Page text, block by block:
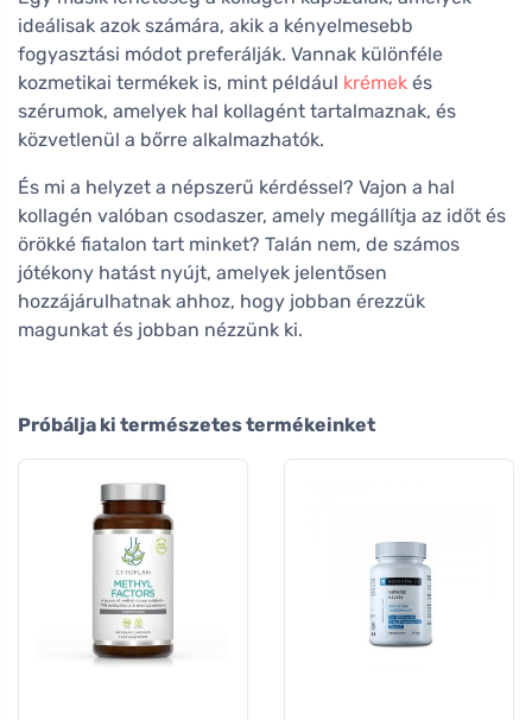
ideálisak azok számára, akik a kényelmesebb
fogyasztási módot preferálják. Vannak különféle
kozmetikai termékek is, mint például krémek és
szérumok, amelyek hal kollagént tartalmaznak, és
közvetlenül a bőrre alkalmazhatók.
És mi a helyzet a népszerű kérdéssel? Vajon a hal
kollagén valóban csodaszer, amely megállítja az időt és
örökké fiatalon tart minket? Talán nem, de számos
jótékony hatást nyújt, amelyek jelentősen
hozzájárulhatnak ahhoz, hogy jobban érezzük
magunkat és jobban nézzünk ki.
Próbálja ki természetes termékeinket